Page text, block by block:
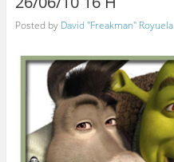
Posted by David "Freakman" Royuela